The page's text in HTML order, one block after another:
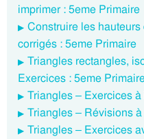
imprimer : 5eme Primaire
Construire les
corrigés : 5eme Primaire
Triangles rectangles,
Exercices : 5eme
Triangles – Exercices
Triangles – Révisions
Triangles – Exercices